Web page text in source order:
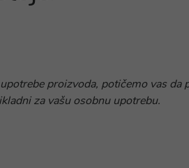
proizvoda, potičemo vas
za vašu osobnu upotrebu.